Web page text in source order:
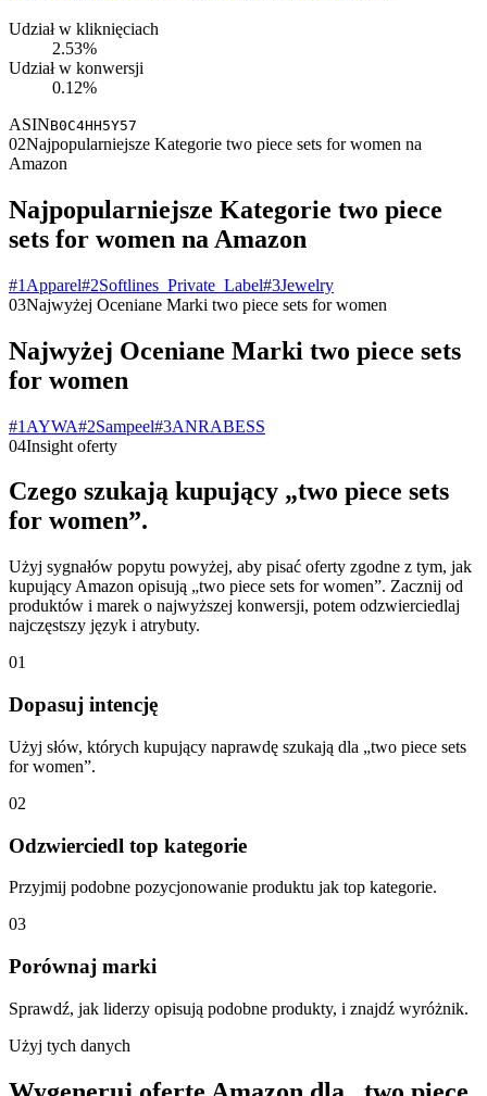
Udział w kliknięciach
2.53%
Udział w konwersji
0.12%
ASINB0C4HH5Y57
02Najpopularniejsze Kategorie two piece sets for women na
Amazon
Najpopularniejsze Kategorie two piece
sets for women na Amazon
#1 Apparel#2Softlines_Private_Label#3Jewelry
03Najwyżej Oceniane Marki two piece sets for women
Najwyżej Oceniane Marki two piece sets
for women
#1 AYWA#2Sampeel#3ANRABESS
04Insight oferty
Czego szukają kupujący „two piece sets
for women”.
Użyj sygnałów popytu powyżej, aby pisać oferty zgodne z tym, jak
kupujący Amazon opisują „two piece sets for women”. Zacznij od
produktów i marek o najwyższej konwersji, potem odzwierciedlaj
najczęstszy język i atrybuty.
01
Dopasuj intencję
Użyj słów, których kupujący naprawdę szukają dla „two piece sets
for women”.
02
Odzwierciedl top kategorie
Przyjmij podobne pozycjonowanie produktu jak top kategorie.
03
Porównaj marki
Sprawdź, jak liderzy opisują podobne produkty, i znajdź wyróżnik.
Użyj tych danych